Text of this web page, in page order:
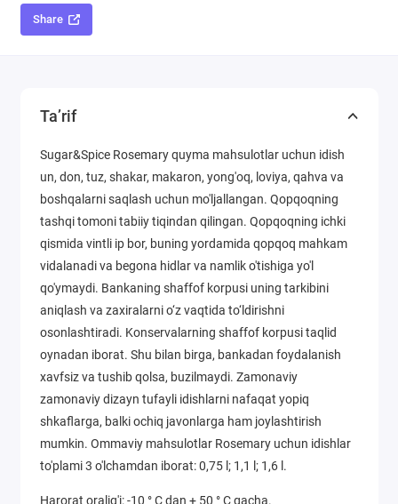
Share
Ta’rif
Sugar&Spice Rosemary quyma mahsulotlar uchun idish
un, don, tuz, shakar, makaron, yong'oq, loviya, qahva va
boshqalarni saqlash uchun mo'ljallangan. Qopqoqning
tashqi tomoni tabiiy tiqindan qilingan. Qopqoqning ichki
qismida vintli ip bor, buning yordamida qopqoq mahkam
vidalanadi va begona hidlar va namlik o'tishiga yo'l
qo'ymaydi. Bankaning shaffof korpusi uning tarkibini
aniqlash va zaxiralarni o‘z vaqtida to‘ldirishni
osonlashtiradi. Konservalarning shaffof korpusi taqlid
oynadan iborat. Shu bilan birga, bankadan foydalanish
xavfsiz va tushib qolsa, buzilmaydi. Zamonaviy
zamonaviy dizayn tufayli idishlarni nafaqat yopiq
shkaflarga, balki ochiq javonlarga ham joylashtirish
mumkin. Ommaviy mahsulotlar Rosemary uchun idishlar
to'plami 3 o'lchamdan iborat: 0,75 l; 1,1 l; 1,6 l.
Harorat oralig'i: -10 ° C dan + 50 ° C gacha.